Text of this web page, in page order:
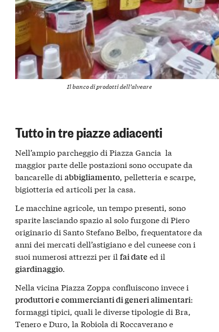
Il banco di prodotti dell’alveare
Tutto in tre piazze adiacenti
Nell’ampio parcheggio di Piazza Gancia la
maggior parte delle postazioni sono occupate da
bancarelle diabbigliamento, pelletteria e scarpe,
bigiotteria ed articoli per la casa.
Le macchine agricole, un tempo presenti, sono
sparite lasciando spazio al solo furgone di Piero
originario di Santo Stefano Belbo, frequentatore da
anni dei mercati dell’astigiano e del cuneese con i
suoi numerosi attrezzi per ilfai date ed il
giardinaggio.
Nella vicina Piazza Zoppa confluiscono invece i
produttori e commercianti di generi alimentari:
formaggi tipici, quali le diverse tipologie di Bra,
Tenero e Duro, la Robiola di Roccaverano e